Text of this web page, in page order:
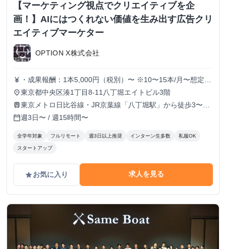
【マーケティング視点でクリエイティブを企
画！】AIにはつくれない価値を生み出す広告クリ
エイティブマーケター
OPTION X株式会社
currency_yen ・成果報酬：1本5,000円（税別）〜 ※10〜15本/月〜想定
※経験、実績、能力等によって変動 ※トライアル期間の場
合変動あり
place東京都中央区湊1丁目8-11八丁堀エイトビル3階
train東京メトロ日比谷線・JR京葉線「八丁堀駅」から徒歩3〜6
分
calendar_today週3日〜 / 週15時間〜
全学年対象 フルリモート 週3日以上推奨 インターン生多数 私服OK
スタートアップ
gradeお気に入り 求人を見る